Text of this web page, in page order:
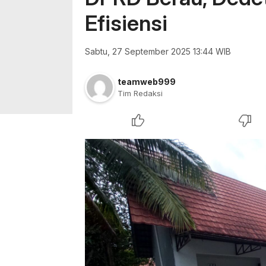
Efisiensi
Sabtu, 27 September 2025 13:44 WIB
teamweb999
Tim Redaksi